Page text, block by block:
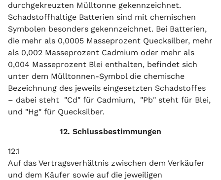
durchgekreuzten Mülltonne gekennzeichnet.
Schadstoffhaltige Batterien sind mit chemischen
Symbolen besonders gekennzeichnet. Bei Batterien,
die mehr als 0,0005 Masseprozent Quecksilber, mehr
als 0,002 Masseprozent Cadmium oder mehr als
0,004 Masseprozent Blei enthalten, befindet sich
unter dem Mülltonnen-Symbol die chemische
Bezeichnung des jeweils eingesetzten Schadstoffes
– dabei steht "Cd" für Cadmium, "Pb" steht für Blei,
und "Hg" für Quecksilber.
12. Schlussbestimmungen
12.1
Auf das Vertragsverhältnis zwischen dem Verkäufer
und dem Käufer sowie auf die jeweiligen